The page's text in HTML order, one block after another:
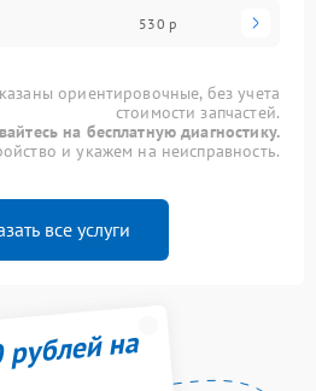
530 р
ориентировочные, без учета
стоимости запчастей.
на бесплатную диагностику.
и укажем на неисправность.
все услуги
на